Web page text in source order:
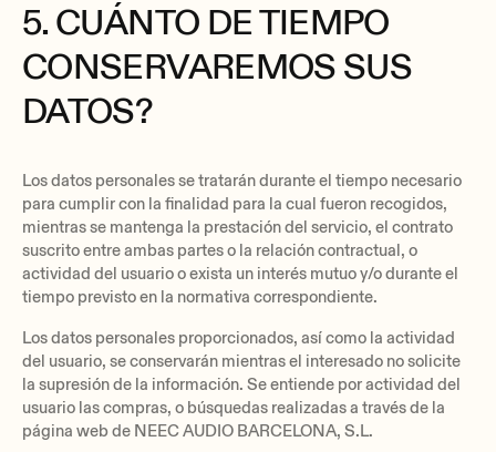
5. CUÁNTO DE TIEMPO
CONSERVAREMOS SUS
DATOS?
Los datos personales se tratarán durante el tiempo necesario
para cumplir con la finalidad para la cual fueron recogidos,
mientras se mantenga la prestación del servicio, el contrato
suscrito entre ambas partes o la relación contractual, o
actividad del usuario o exista un interés mutuo y/o durante el
tiempo previsto en la normativa correspondiente.
Los datos personales proporcionados, así como la actividad
del usuario, se conservarán mientras el interesado no solicite
la supresión de la información. Se entiende por actividad del
usuario las compras, o búsquedas realizadas a través de la
página web de NEEC AUDIO BARCELONA, S.L.